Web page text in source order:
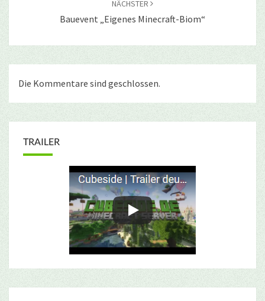
NÄCHSTER
Bauevent „Eigenes Minecraft-Biom“
Die Kommentare sind geschlossen.
TRAILER